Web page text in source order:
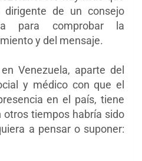
dirigente de un consejo
para comprobar la
y del mensaje.
Venezuela, aparte del
y médico con que el
en el país, tiene
otros tiempos habría sido
a pensar o suponer: